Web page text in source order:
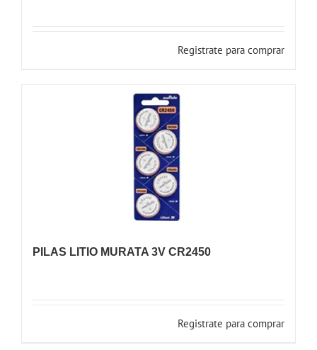
Registrate para comprar
PILAS LITIO MURATA 3V CR2450
Registrate para comprar